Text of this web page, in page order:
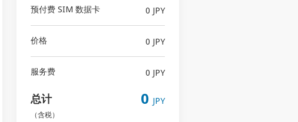
预付费 SIM 数据卡 0 JPY
价格 0 JPY
服务费 0 JPY
总计
（含税）
0 JPY